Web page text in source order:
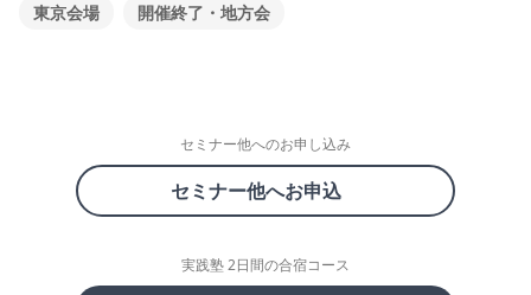
東京会場 開催終了・地方会
セミナー他へのお申し込み
セミナー他へお申込
実践塾 2日間の合宿コース